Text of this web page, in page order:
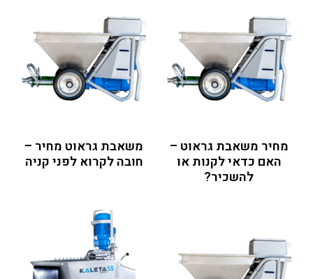
מחיר משאבת גראוט –
האם כדאי לקנות או
להשכיר?
משאבת גראוט מחיר –
חובה לקרוא לפני קניה